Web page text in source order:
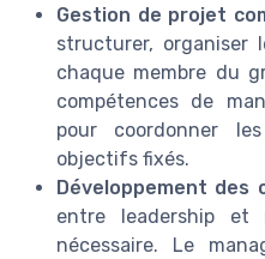
Gestion de projet
structurer, organiser
chaque membre du
compétences de
pour coordonner
objectifs fixés.
Développement des
entre leadership et
nécessaire. Le